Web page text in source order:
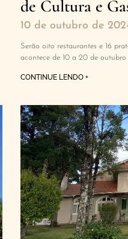
de Cultura e
10 de outubro de
Serão oito restaurantes e 16
acontece de 10 a 20 de
CONTINUE LENDO +